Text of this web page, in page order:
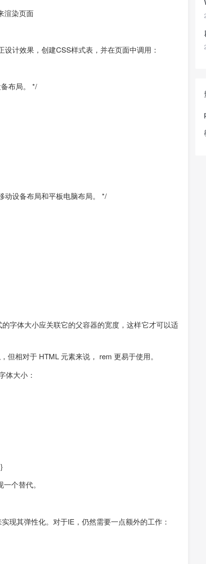
渲染页面
计效果，创建CSS样式表，并在页面中调用：
布局。 */
动设备布局和平板电脑布局。 */
字体大小应关联它的父容器的宽度，这样它才可以适
相对于 HTML 元素来说， rem 更易于使用。
体大小：
个替代。
现其弹性化。对于IE，仍然需要一点额外的工作：